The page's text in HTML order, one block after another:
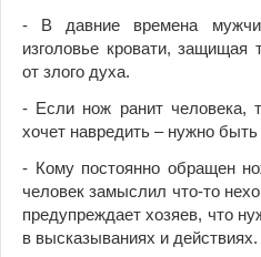
- В давние времена
изголовье кровати,
от злого духа.
- Если нож ранит человека,
хочет навредить – нужно
- Кому постоянно обращен
человек замыслил что-то
предупреждает хозяев, что
в высказываниях и действиях.